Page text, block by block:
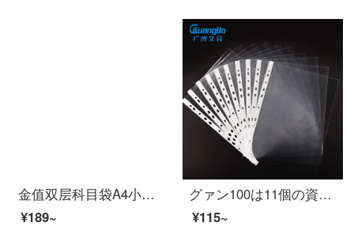
金值双层科目袋A4小学生用分类试卷收纳袋书袋学习拎书袋手提补课包作业资料补习学科ジッパー帆布分类文件袋
¥189~
グァン100は11個の資料帳のファイル袋を入れて、代わりに芯袋を保護します。穴挟みます。WJ 6704を使います。
¥115~